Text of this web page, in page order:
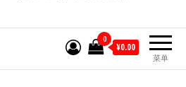
菜单
0
¥0.00